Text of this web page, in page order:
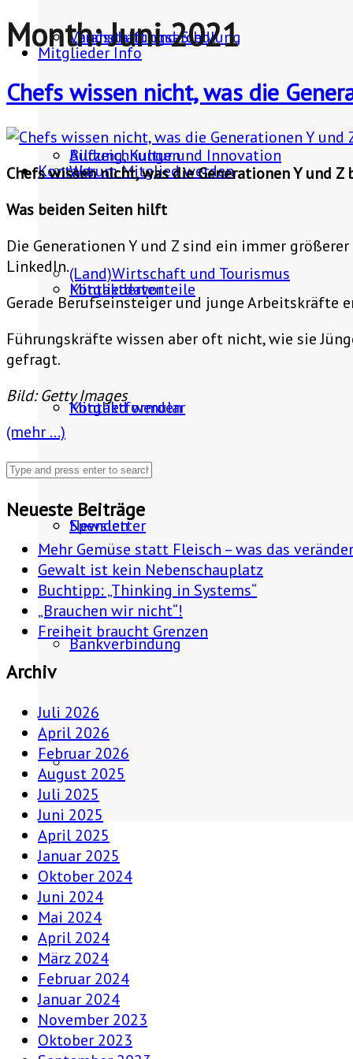
Landschaft und Siedlung
Bildung, Kultur und Innovation
(Land)Wirtschaft und Tourismus
Veranstaltungsarchiv
Aufzeichnungen
Mitglieder Info
Warum Mitglied werden
Mitgliedervorteile
Mitglied werden
Spenden
Bankverbindung
Kontakt
Kontaktdaten
Kontaktformular
Newsletter
Month:Juni 2021
Chefs wissen nicht, was die
Chefs wissen nicht, was die Generationen Y und Z
Was beiden Seiten hilft
Die Generationen Y und Z sind ein immer
LinkedIn.
Gerade Berufseinsteiger und junge Arbeitskräfte
Führungskräfte wissen aber oft nicht, wie sie
gefragt.
Bild: Getty Images
(mehr …)
Neueste Beiträge
Mehr Gemüse statt Fleisch – was das
Gewalt ist kein Nebenschauplatz
Buchtipp: „Thinking in Systems“
„Brauchen wir nicht“!
Freiheit braucht Grenzen
Archiv
Juli 2026
April 2026
Februar 2026
August 2025
Juli 2025
Juni 2025
April 2025
Januar 2025
Oktober 2024
Juni 2024
Mai 2024
April 2024
März 2024
Februar 2024
Januar 2024
November 2023
Oktober 2023